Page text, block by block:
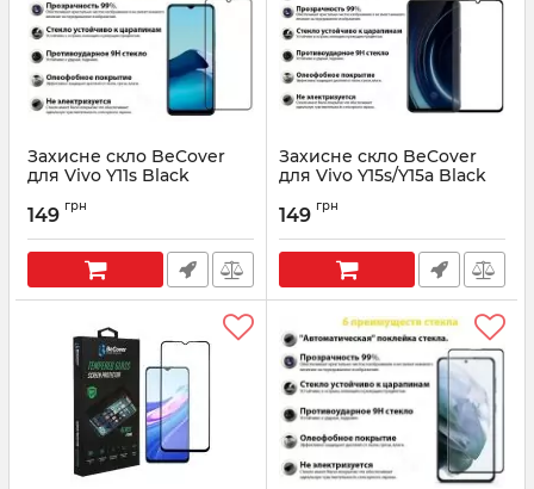
Захисне скло BeCover
для Vivo Y11s Black
Артикул:
149 грн
Захисне скло BeCover
для Vivo Y15s/Y15a Black
Артикул:
149 грн